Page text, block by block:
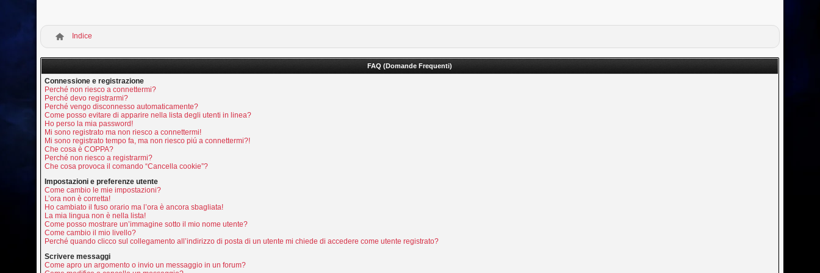
Indice
FAQ (Domande Frequenti)
Connessione e registrazione
Perché non riesco a connettermi?
Perché devo registrarmi?
Perché vengo disconnesso automaticamente?
Come posso evitare di apparire nella lista degli utenti in linea?
Ho perso la mia password!
Mi sono registrato ma non riesco a connettermi!
Mi sono registrato tempo fa, ma non riesco piú a connettermi?!
Che cosa è COPPA?
Perché non riesco a registrarmi?
Che cosa provoca il comando “Cancella cookie”?
Impostazioni e preferenze utente
Come cambio le mie impostazioni?
L’ora non è corretta!
Ho cambiato il fuso orario ma l’ora è ancora sbagliata!
La mia lingua non è nella lista!
Come posso mostrare un’immagine sotto il mio nome utente?
Come cambio il mio livello?
Perché quando clicco sul collegamento all’indirizzo di posta di un utente mi chiede di accedere come utente registrato?
Scrivere messaggi
Come apro un argomento o invio un messaggio in un forum?